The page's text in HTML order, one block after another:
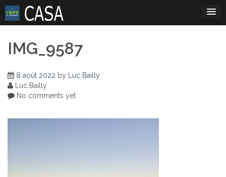
Skip
content
IMG_9587
8 août 2022 by Luc Bailly
Luc Bailly
No comments yet